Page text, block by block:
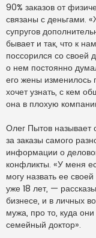
90% заказов от
связаны с деньгами.
супругов
бывает и так, что к
поссорился со своей
о нем постоянно
его жены изменилось
хочет узнать, с кем
она в плохую
Олег Пытов называет
за заказы самого
информации о
конфликты. «У меня
могу назвать ее
уже 18 лет, —
бизнесе, и в личных
мужа, про то, куда
семейный доктор».